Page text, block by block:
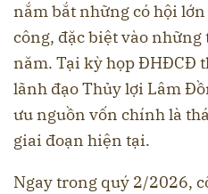
nắm bắt những có hội
công, đặc biệt vào
năm. Tại kỳ họp ĐHĐCĐ
lãnh đạo Thủy lợi Lâm
ưu nguồn vốn chính là
giai đoạn hiện tại.
Ngay trong quý 2/2026,